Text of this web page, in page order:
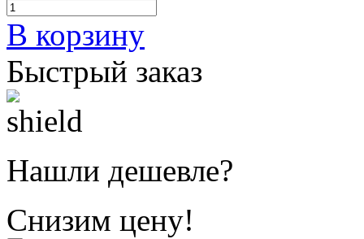
В корзину
Быстрый заказ
Нашли дешевле?
Снизим цену!